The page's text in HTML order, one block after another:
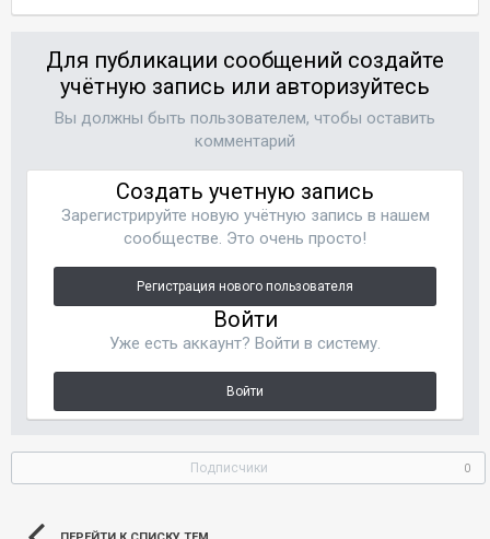
Для публикации сообщений создайте
учётную запись или авторизуйтесь
Вы должны быть пользователем, чтобы оставить
комментарий
Создать учетную запись
Зарегистрируйте новую учётную запись в нашем
сообществе. Это очень просто!
Регистрация нового пользователя
Войти
Уже есть аккаунт? Войти в систему.
Войти
Подписчики 0